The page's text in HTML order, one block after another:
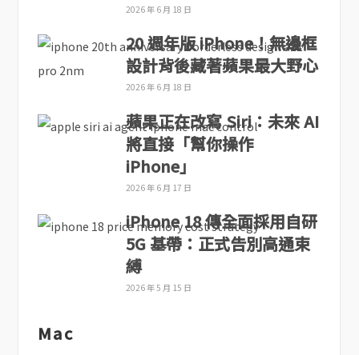
2026 年 6 月 18 日
20 週年版 iPhone！無邊框
設計背後藏著蘋果最大野心
2026 年 6 月 18 日
蘋果正在改寫 Siri：未來 AI
將直接「幫你操作
iPhone」
2026 年 6 月 17 日
iPhone 18 傳全面採用自研
5G 基帶：正式告別高通束
縛
2026 年 5 月 15 日
Mac